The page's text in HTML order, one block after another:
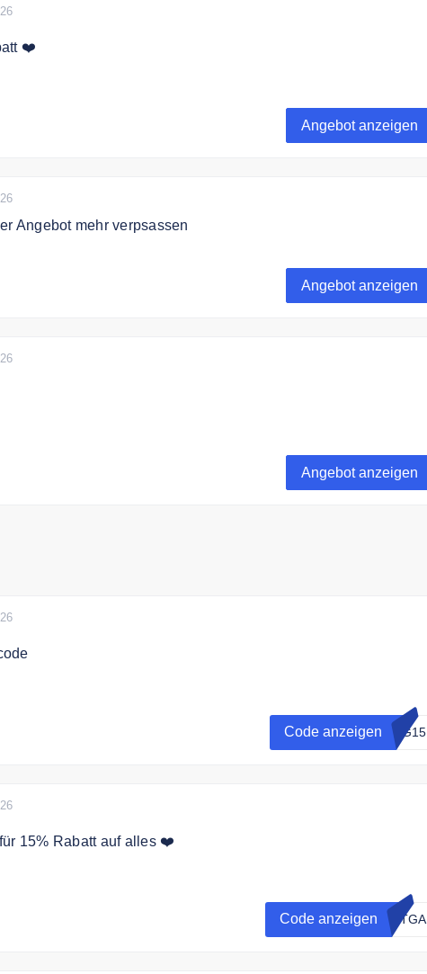
❤️
Angebot anzeigen
Angebot mehr verpsassen
Angebot anzeigen
Angebot anzeigen
Code anzeigen AG15
15% Rabatt auf alles ❤️
Code anzeigen MTGA